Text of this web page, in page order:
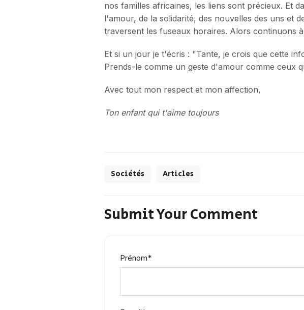
nos familles africaines, les liens sont précieux. Et
l'amour, de la solidarité, des nouvelles des uns et
traversent les fuseaux horaires. Alors continuons
Et si un jour je t'écris : "Tante, je crois que cette
Prends-le comme un geste d'amour comme ceux
Avec tout mon respect et mon affection,
Ton enfant qui t'aime toujours
Sociétés Articles
Submit Your Comment
Prénom*